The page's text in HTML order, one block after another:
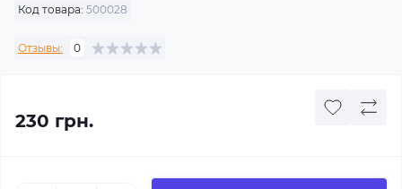
Код товара: 500028
Отзывы: 0
230 грн.